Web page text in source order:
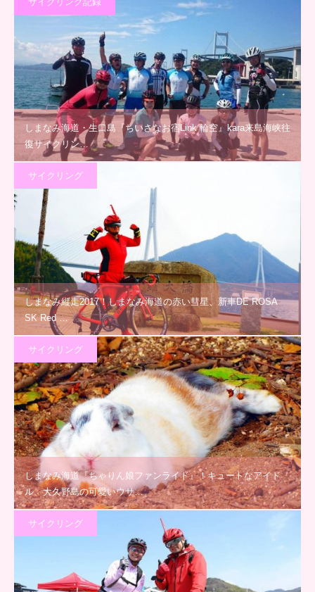
しまなみ海道・生口島『ちいさなお宿Link 輪空』kara来島海峡往
復サイクリン…
サイクリング
しまなみ縦走2017！しまなみ海道の赤い彗星、新車DE ROSA
SK Red …
サイクリング
しまなみ海道『ちゃりん娘ファンライド』！キュートなアイド
ル、大久野島の可愛いウサ…
サイクリング